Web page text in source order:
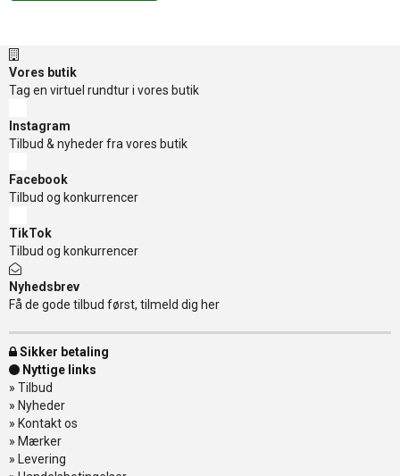
Vores butik
Tag en virtuel rundtur i vores butik
Instagram
Tilbud & nyheder fra vores butik
Facebook
Tilbud og konkurrencer
TikTok
Tilbud og konkurrencer
Nyhedsbrev
Få de gode tilbud først, tilmeld dig her
Sikker betaling
Nyttige links
» Tilbud
» Nyheder
» Kontakt os
» Mærker
» Levering